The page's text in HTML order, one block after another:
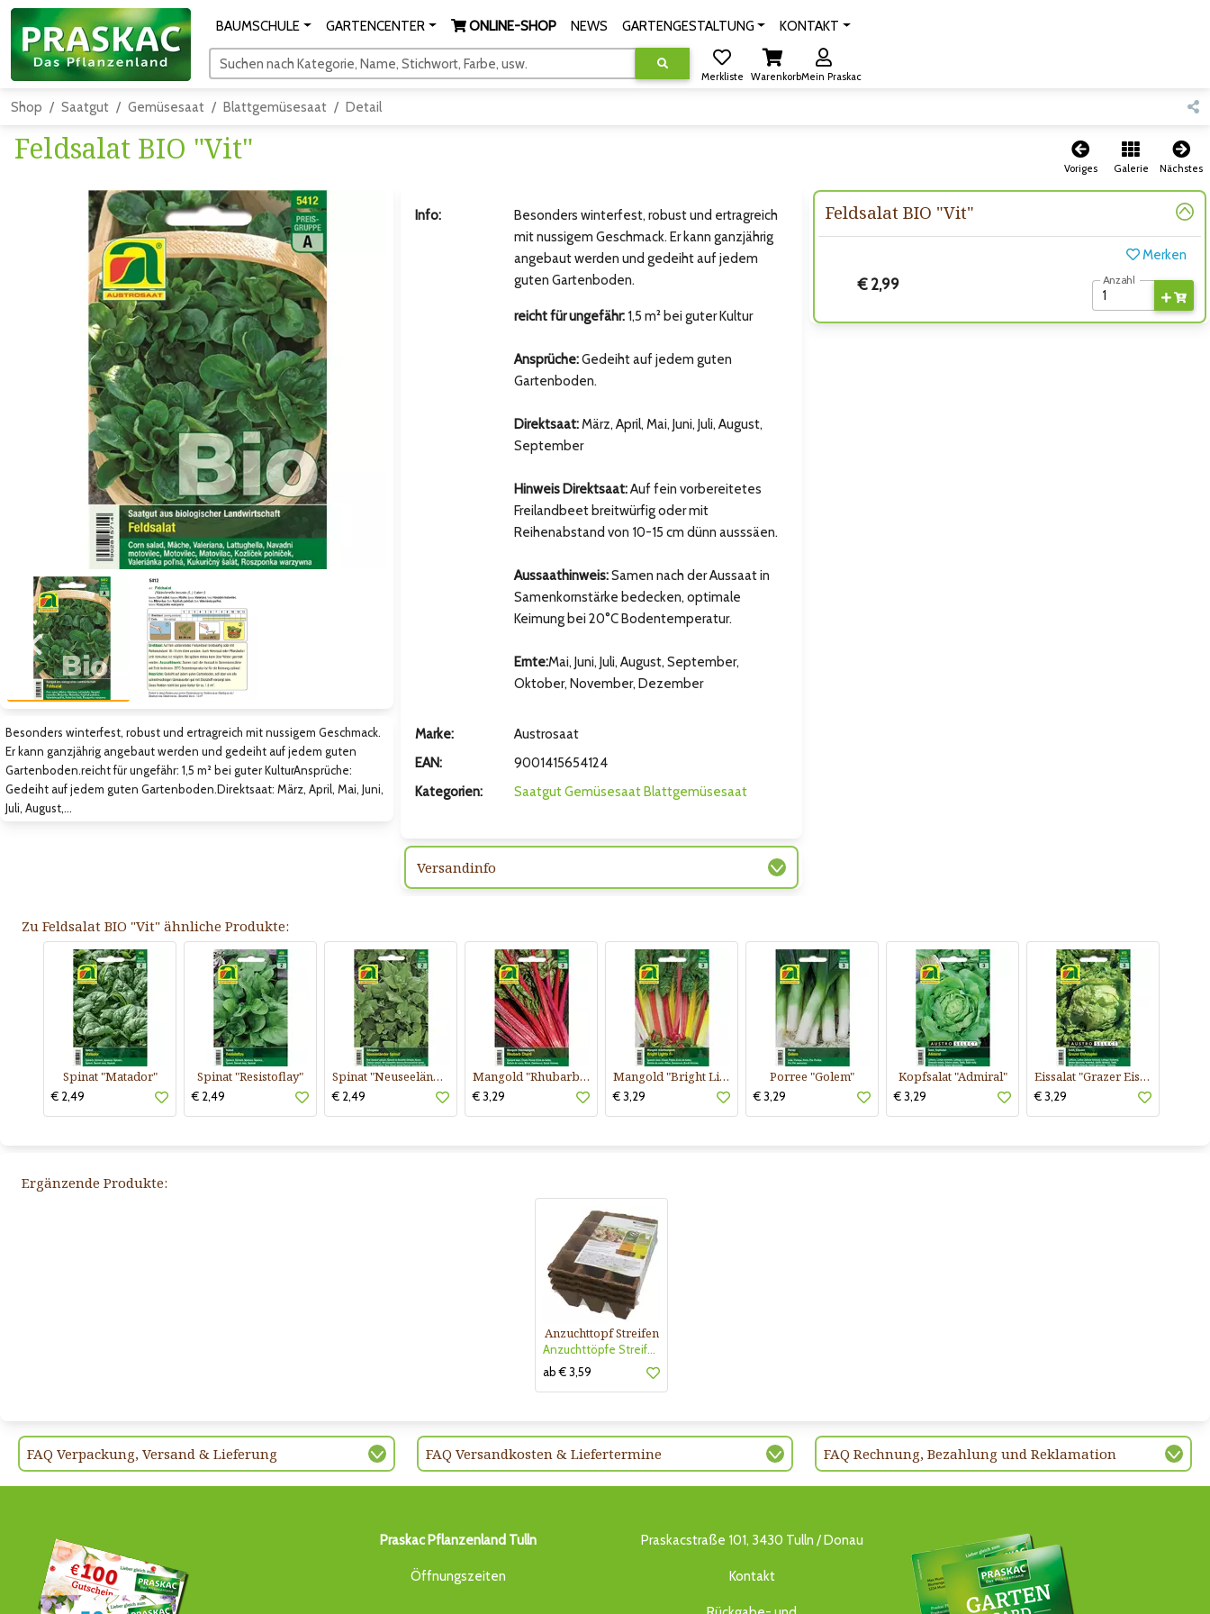
BAUMSCHULE GARTENCENTER ONLINE-SHOP NEWS GARTENGESTALTUNG KONTAKT
Suchen nach Kategorie, Name, Stichwort, Farbe, usw.
Merkliste WarenkorbMein Praskac
Shop Saatgut Gemüsesaat Blattgemüsesaat Detail
Feldsalat BIO "Vit"
Voriges Galerie Nächstes
Zum vorigen Bild
Zum vorigen Bild
Besonders winterfest, robust und ertragreich mit nussigem Geschmack.
Er kann ganzjährig angebaut werden und gedeiht auf jedem guten
Gartenboden.reicht für ungefähr: 1,5 m² bei guter KulturAnsprüche:
Gedeiht auf jedem guten Gartenboden.Direktsaat: März, April, Mai, Juni,
Juli, August,…
Feldsalat BIO "Vit"
Merken
€ 2,99 Anzahl
Info:
Besonders winterfest, robust und ertragreich
mit nussigem Geschmack. Er kann ganzjährig
angebaut werden und gedeiht auf jedem
guten Gartenboden.
reicht für ungefähr: 1,5 m² bei guter Kultur
Ansprüche:Gedeiht auf jedem guten
Gartenboden.
Direktsaat:März, April, Mai, Juni, Juli, August,
September
Hinweis Direktsaat:Auf fein vorbereitetes
Freilandbeet breitwürfig oder mit
Reihenabstand von 10-15 cm dünn ausssäen.
Aussaathinweis:Samen nach der Aussaat in
Samenkornstärke bedecken, optimale
Keimung bei 20°C Bodentemperatur.
Ernte:Mai, Juni, Juli, August, September,
Oktober, November, Dezember
Marke:
Austrosaat
EAN:
9001415654124
Kategorien:
SaatgutGemüsesaatBlattgemüsesaat
Versandinfo
Zu Feldsalat BIO "Vit" ähnliche Produkte:
Spinat "Matador"
€ 2,49
Spinat "Resistoflay"
€ 2,49
Spinat "Neuseeländer Spinat"
€ 2,49
Mangold "Rhubarb Chard"
€ 3,29
Mangold "Bright Lights F1"
€ 3,29
Porree "Golem"
€ 3,29
Kopfsalat "Admiral"
€ 3,29
Eissalat "Grazer Eishäuptel"
€ 3,29
Ergänzende Produkte:
Anzuchttopf Streifen
Anzuchttöpfe Streifen 6cm
ab € 3,59
FAQ Verpackung, Versand & Lieferung FAQ Versandkosten & Liefertermine FAQ Rechnung, Bezahlung und Reklamation
Praskac Pflanzenland Tulln
Öffnungszeiten
Praskacstraße 101, 3430 Tulln / Donau
Kontakt